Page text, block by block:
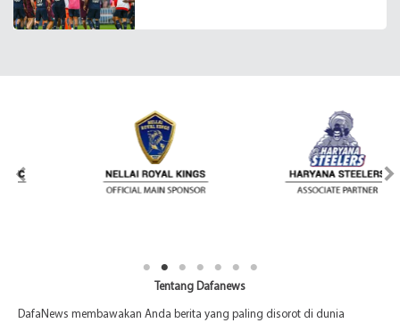
Tentang Dafanews
DafaNews membawakan Anda berita yang paling disorot di dunia